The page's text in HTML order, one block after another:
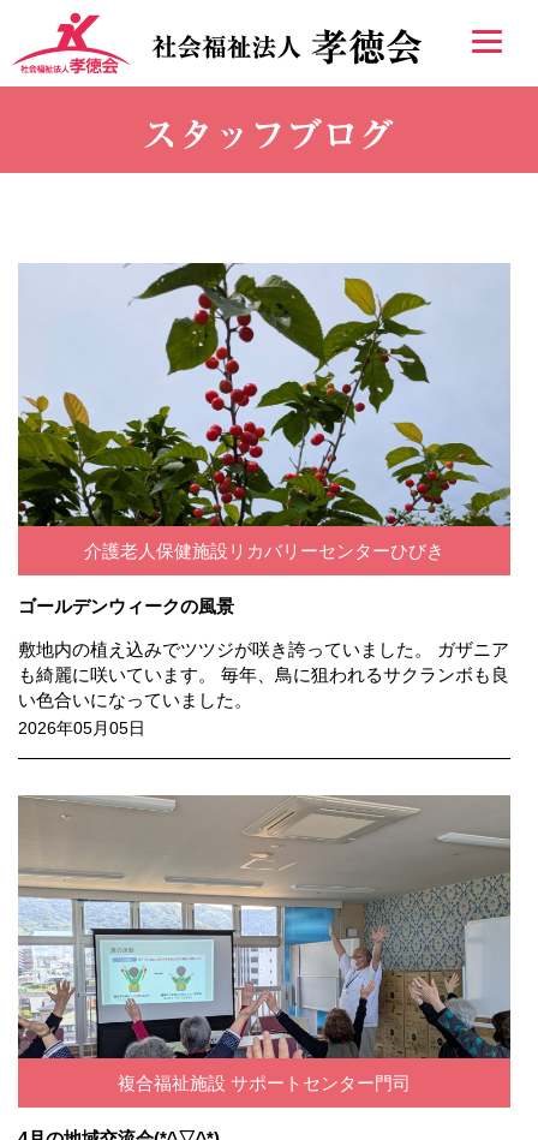
介護老人保健施設リカバリーセンターひびき
ゴールデンウィークの風景
敷地内の植え込みでツツジが咲き誇っていました。 ガザニア
も綺麗に咲いています。 毎年、鳥に狙われるサクランボも良
い色合いになっていました。
2026年05月05日
複合福祉施設 サポートセンター門司